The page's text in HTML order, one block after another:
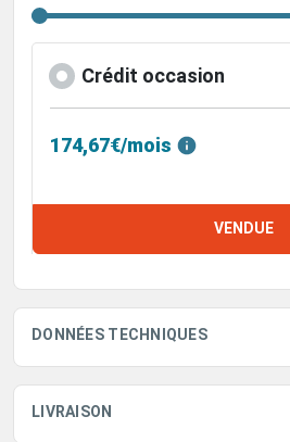
Crédit occasion
174,67€/mois
VENDUE
DONNÉES TECHNIQUES
LIVRAISON